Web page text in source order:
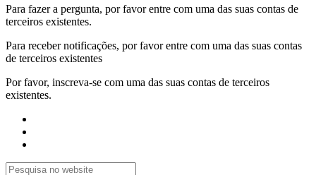
Para fazer a pergunta, por favor entre com uma das suas contas de
terceiros existentes.
Para receber notificações, por favor entre com uma das suas contas
de terceiros existentes
Por favor, inscreva-se com uma das suas contas de terceiros
existentes.